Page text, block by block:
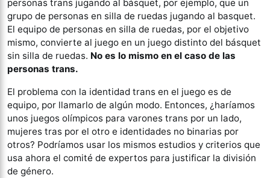
personas trans jugando al básquet, por ejemplo, que un
grupo de personas en silla de ruedas jugando al basquet.
El equipo de personas en silla de ruedas, por el objetivo
mismo, convierte al juego en un juego distinto del básquet
sin silla de ruedas. No es lo mismo en el caso de las
personas trans.
El problema con la identidad trans en el juego es de
equipo, por llamarlo de algún modo. Entonces, ¿haríamos
unos juegos olímpicos para varones trans por un lado,
mujeres tras por el otro e identidades no binarias por
otros? Podríamos usar los mismos estudios y criterios que
usa ahora el comité de expertos para justificar la división
de género.